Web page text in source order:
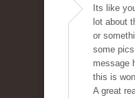
Its like
lot about
or
some
message
this is
A great